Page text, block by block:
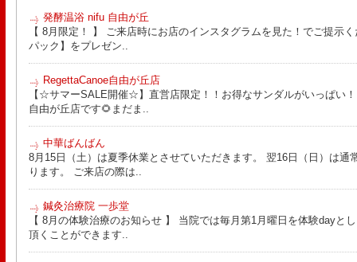
発酵温浴 nifu 自由が丘
【 8月限定！ 】 ご来店時にお店のインスタグラムを見た！でご提示
パック】をプレゼン..
RegettaCanoe自由が丘店
【☆サマーSALE開催☆】直営店限定！！お得なサンダルがいっぱい
自由が丘店です🌻まだま..
中華ばんばん
8月15日（土）は夏季休業とさせていただきます。 翌16日（日）は通
ります。 ご来店の際は..
鍼灸治療院 一歩堂
【 8月の体験治療のお知らせ 】 当院では毎月第1月曜日を体験dayと
頂くことができます..